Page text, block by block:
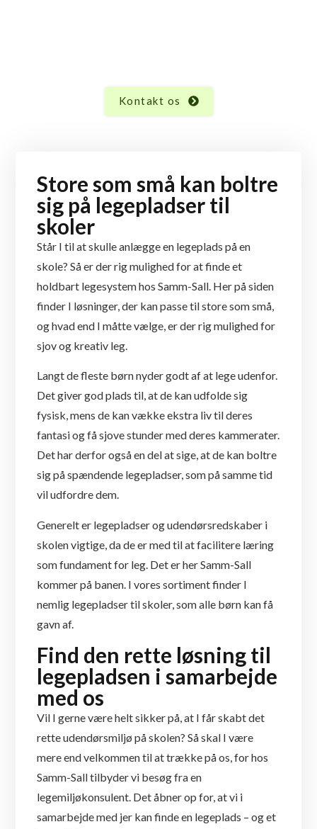
Kontakt os
Store som små kan boltre
sig på legepladser til
skoler
Står I til at skulle anlægge en legeplads på en
skole? Så er der rig mulighed for at finde et
holdbart legesystem hos Samm-Sall. Her på siden
finder I løsninger, der kan passe til store som små,
og hvad end I måtte vælge, er der rig mulighed for
sjov og kreativ leg.
Langt de fleste børn nyder godt af at lege udenfor.
Det giver god plads til, at de kan udfolde sig
fysisk, mens de kan vække ekstra liv til deres
fantasi og få sjove stunder med deres kammerater.
Det har derfor også en del at sige, at de kan boltre
sig på spændende legepladser, som på samme tid
vil udfordre dem.
Generelt er legepladser og udendørsredskaber i
skolen vigtige, da de er med til at facilitere læring
som fundament for leg. Det er her Samm-Sall
kommer på banen. I vores sortiment finder I
nemlig legepladser til skoler, som alle børn kan få
gavn af.
Find den rette løsning til
legepladsen i samarbejde
med os
Vil I gerne være helt sikker på, at I får skabt det
rette udendørsmiljø på skolen? Så skal I være
mere end velkommen til at trække på os, for hos
Samm-Sall tilbyder vi besøg fra en
legemiljøkonsulent. Det åbner op for, at vi i
samarbejde med jer kan finde en legeplads – og et